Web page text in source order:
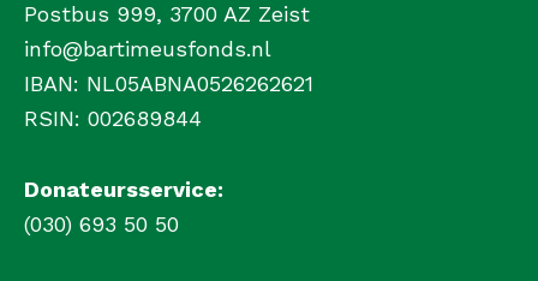
Postbus 999, 3700 AZ Zeist
info@bartimeusfonds.nl
IBAN: NL05ABNA0526262621
RSIN: 002689844
Donateursservice:
(030) 693 50 50